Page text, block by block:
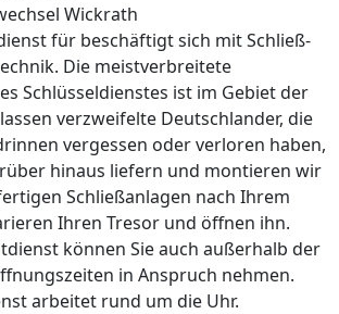
Wickrath
für beschäftigt sich mit Schließ-
Die meistverbreitete
Schlüsseldienstes ist im Gebiet der
verzweifelte Deutschlander, die
vergessen oder verloren haben,
hinaus liefern und montieren wir
Schließanlagen nach Ihrem
Ihren Tresor und öffnen ihn.
können Sie auch außerhalb der
in Anspruch nehmen.
arbeitet rund um die Uhr.